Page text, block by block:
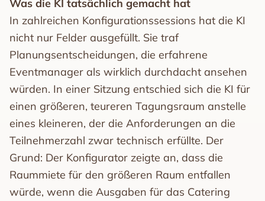
Was die KI tatsächlich gemacht hat
In zahlreichen Konfigurationssessions hat die KI
nicht nur Felder ausgefüllt. Sie traf
Planungsentscheidungen, die erfahrene
Eventmanager als wirklich durchdacht ansehen
würden. In einer Sitzung entschied sich die KI für
einen größeren, teureren Tagungsraum anstelle
eines kleineren, der die Anforderungen an die
Teilnehmerzahl zwar technisch erfüllte. Der
Grund: Der Konfigurator zeigte an, dass die
Raummiete für den größeren Raum entfallen
würde, wenn die Ausgaben für das Catering